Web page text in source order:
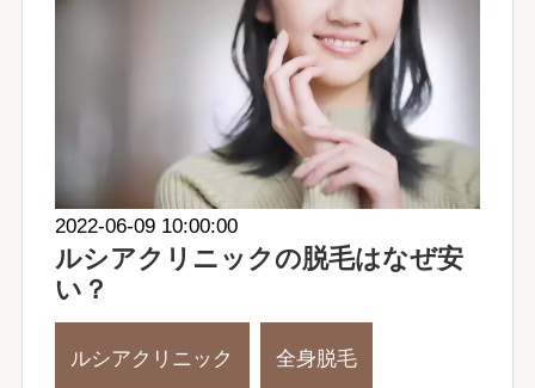
2022-06-09 10:00:00
ルシアクリニックの脱毛はなぜ安
い？
ルシアクリニック 全身脱毛